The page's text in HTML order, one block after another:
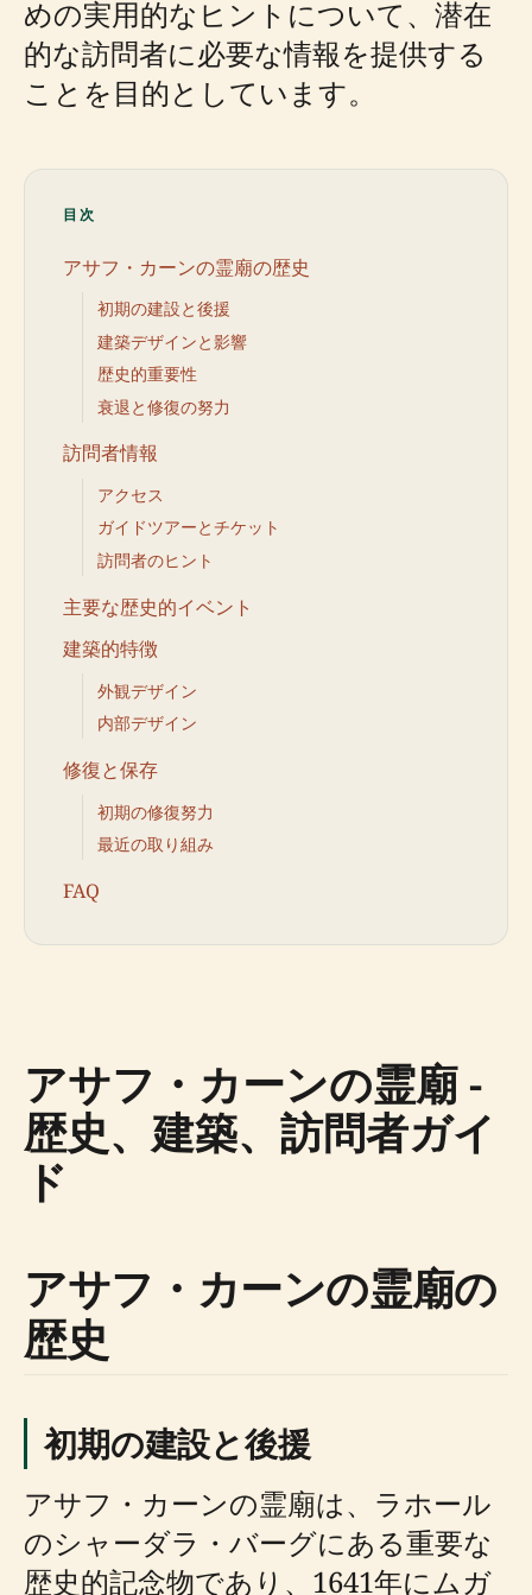
めの実用的なヒントについて、潜在
的な訪問者に必要な情報を提供する
ことを目的としています。
目次
アサフ・カーンの霊廟の歴史
初期の建設と後援
建築デザインと影響
歴史的重要性
衰退と修復の努力
訪問者情報
アクセス
ガイドツアーとチケット
訪問者のヒント
主要な歴史的イベント
建築的特徴
外観デザイン
内部デザイン
修復と保存
初期の修復努力
最近の取り組み
FAQ
アサフ・カーンの霊廟 -
歴史、建築、訪問者ガイ
ド
アサフ・カーンの霊廟の
歴史
初期の建設と後援
アサフ・カーンの霊廟は、ラホール
のシャーダラ・バーグにある重要な
歴史的記念物であり、1641年にムガ